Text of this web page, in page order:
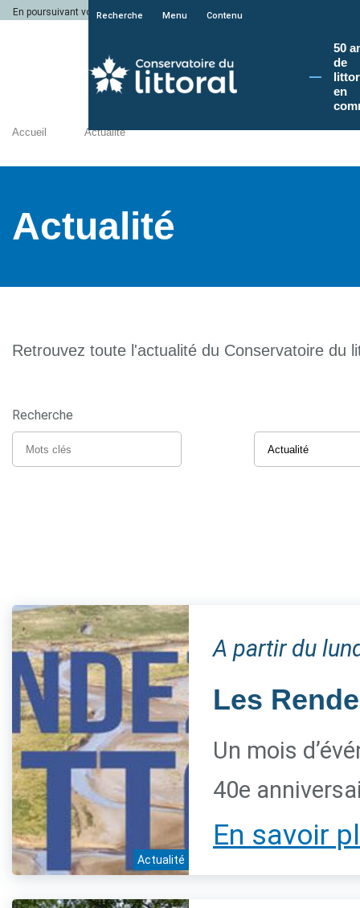
En poursuivant votre navigation sur le site du Conservatoire du littoral, vous
Recherche Menu Contenu
50
de
en
Accueil Actualité
Actualité
Retrouvez toute l'actualité du Conservatoire du
Recherche
Actualité
A partir du
Les
Un mois
40e
En savoir